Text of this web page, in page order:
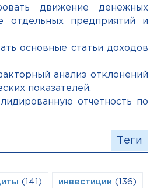
движение денежных
отдельных предприятий и
основные статьи доходов
анализ отклонений
показателей,
отчетность по
Теги
(141) инвестиции (136)